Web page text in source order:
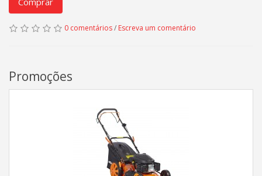
0 comentários/ Escreva um comentário
Promoções